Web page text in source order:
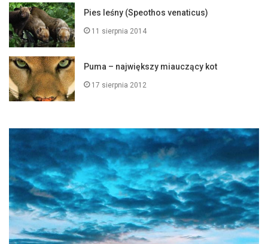
Pies leśny (Speothos venaticus)
11 sierpnia 2014
Puma – największy miauczący kot
17 sierpnia 2012